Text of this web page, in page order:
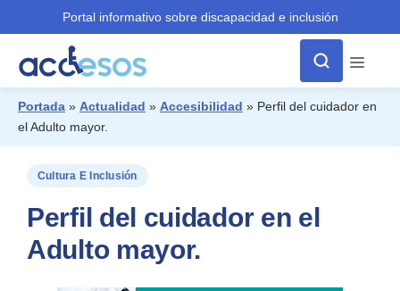
Portal informativo sobre discapacidad e inclusión
Menú
¿Qué buscas?
Portada » Actualidad » Accesibilidad » Perfil del cuidador en
el Adulto mayor.
Cultura E Inclusión
Perfil del cuidador en el
Adulto mayor.